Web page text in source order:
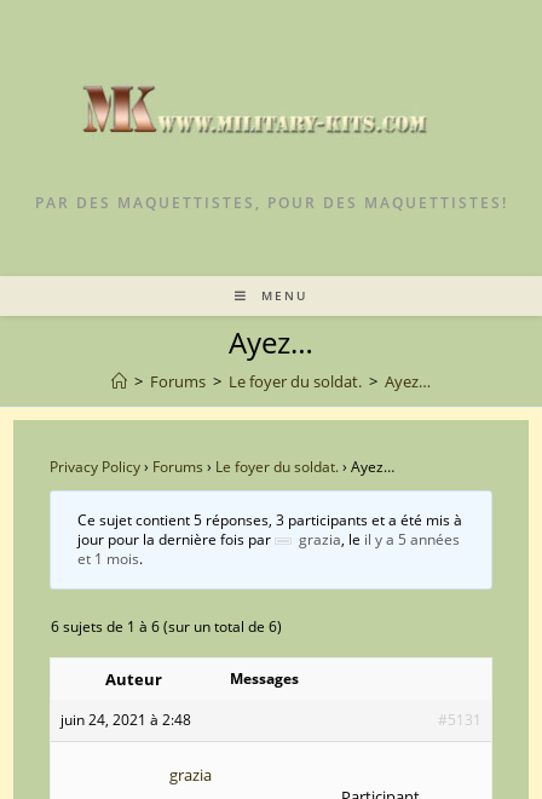
PAR DES MAQUETTISTES, POUR DES MAQUETTISTES!
MENU
Ayez…
> Forums > Le foyer du soldat. > Ayez…
Privacy Policy› Forums › Le foyer du soldat.› Ayez…
Ce sujet contient 5 réponses, 3 participants et a été mis à
jour pour la dernière fois par
grazia, le il y a 5 années
et 1 mois.
6 sujets de 1 à 6 (sur un total de 6)
Auteur
Messages
juin 24, 2021 à 2:48
#5131
grazia